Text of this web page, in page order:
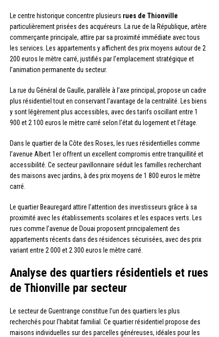
Le centre historique concentre plusieurs rues de Thionville
particulièrement prisées des acquéreurs. La rue de la République, artère
commerçante principale, attire par sa proximité immédiate avec tous
les services. Les appartements y affichent des prix moyens autour de 2
200 euros le mètre carré, justifiés par l’emplacement stratégique et
l’animation permanente du secteur.
La rue du Général de Gaulle, parallèle à l’axe principal, propose un cadre
plus résidentiel tout en conservant l’avantage de la centralité. Les biens
y sont légèrement plus accessibles, avec des tarifs oscillant entre 1
900 et 2 100 euros le mètre carré selon l’état du logement et l’étage.
Dans le quartier de la Côte des Roses, les rues résidentielles comme
l’avenue Albert 1er offrent un excellent compromis entre tranquillité et
accessibilité. Ce secteur pavillonnaire séduit les familles recherchant
des maisons avec jardins, à des prix moyens de 1 800 euros le mètre
carré.
Le quartier Beauregard attire l’attention des investisseurs grâce à sa
proximité avec les établissements scolaires et les espaces verts. Les
rues comme l’avenue de Douai proposent principalement des
appartements récents dans des résidences sécurisées, avec des prix
variant entre 2 000 et 2 300 euros le mètre carré.
Analyse des quartiers résidentiels et rues
de Thionville par secteur
Le secteur de Guentrange constitue l’un des quartiers les plus
recherchés pour l’habitat familial. Ce quartier résidentiel propose des
maisons individuelles sur des parcelles généreuses, idéales pour les